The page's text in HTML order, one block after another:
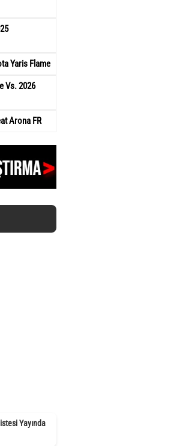
Yaris Flame
Vs. 2026
Arona FR
Yayında